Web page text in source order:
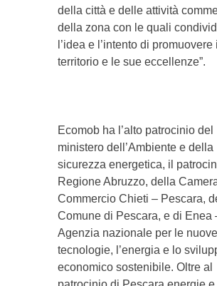
della città e delle attività
della zona con le quali
l’idea e l’intento di promuovere il
territorio e le sue eccellenze”.
Ecomob ha l’alto patrocinio del
ministero dell’Ambiente e della
sicurezza energetica, il
Regione Abruzzo, della
Commercio Chieti – Pescara,
Comune di Pescara, e di Enea
Agenzia nazionale per le nuove
tecnologie, l’energia e lo
economico sostenibile. Oltre al